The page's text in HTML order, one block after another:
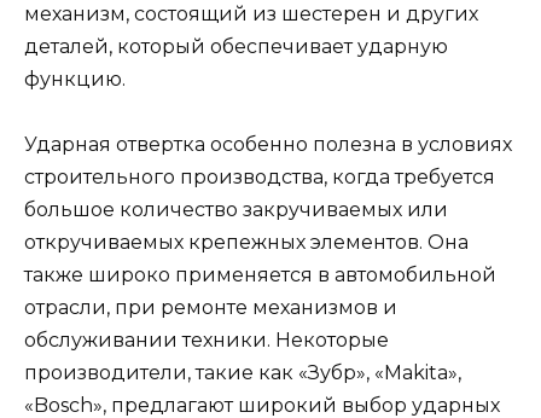
механизм, состоящий из шестерен и других
деталей, который обеспечивает ударную
функцию.
Ударная отвертка особенно полезна в условиях
строительного производства, когда требуется
большое количество закручиваемых или
откручиваемых крепежных элементов. Она
также широко применяется в автомобильной
отрасли, при ремонте механизмов и
обслуживании техники. Некоторые
производители, такие как «Зубр», «Makita»,
«Bosch», предлагают широкий выбор ударных